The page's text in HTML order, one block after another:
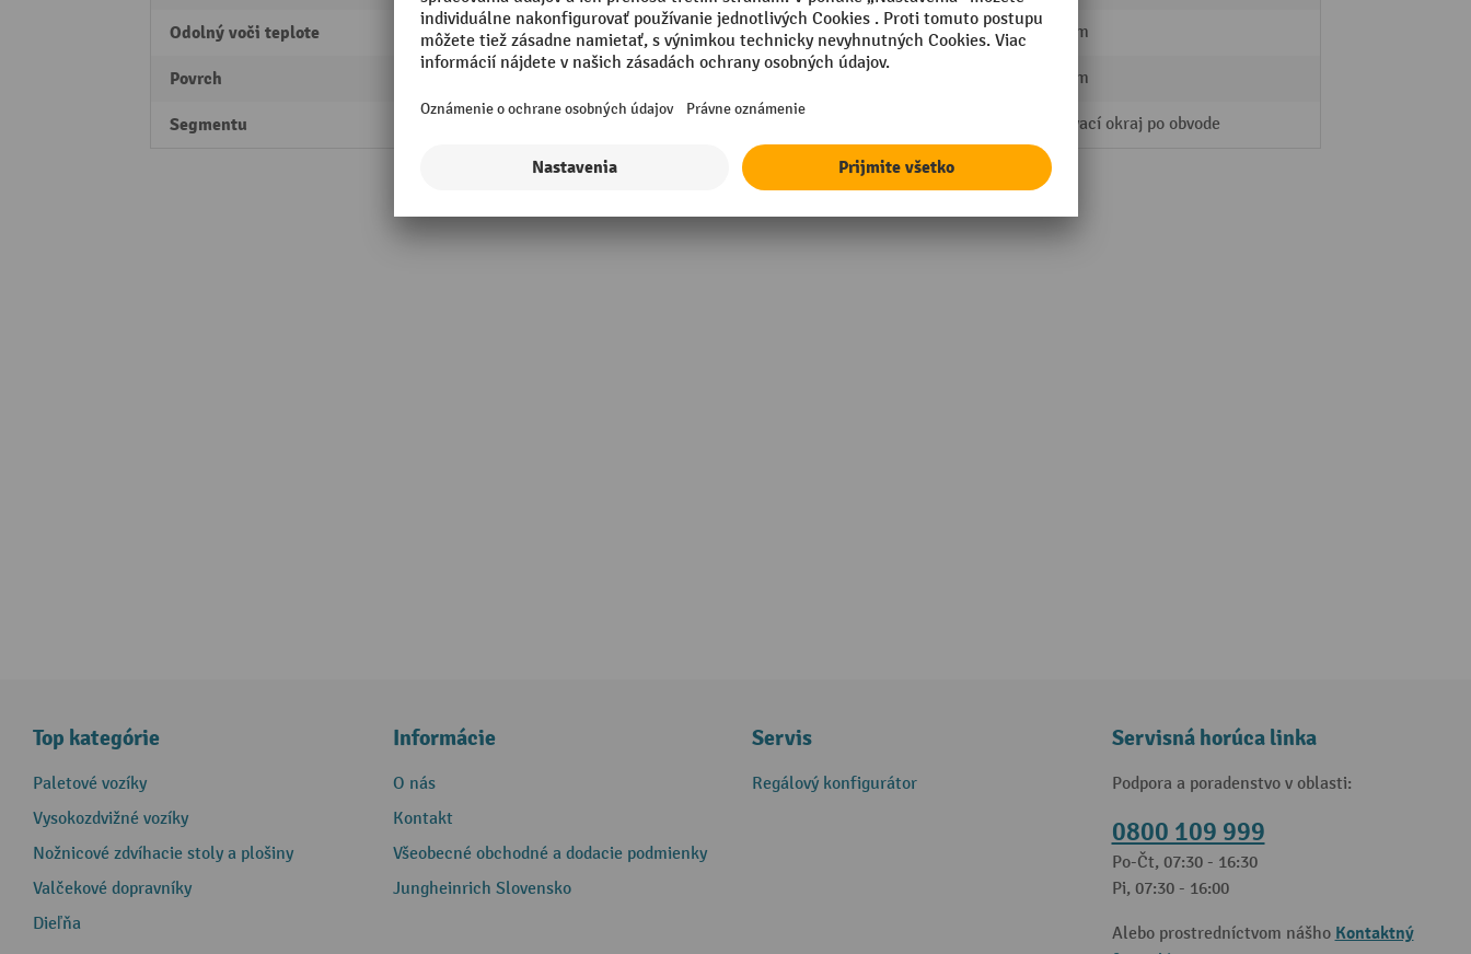
Odolný voči teplote -20 °C
Povrch
Segmentu
Vonkajší rozmer – výška 340 mm
388 mm
stohovací okraj po obvode
Top kategórie
Paletové vozíky
Vysokozdvižné vozíky
Nožnicové zdvíhacie stoly a plošiny
Valčekové dopravníky
Dieľňa
Informácie
O nás
Kontakt
Všeobecné obchodné a dodacie podmienky
Jungheinrich Slovensko
Servis
Regálový konfigurátor
Servisná horúca linka
Podpora a poradenstvo v oblasti:
0800 109 999
Po-Čt, 07:30 - 16:30
Pi, 07:30 - 16:00
Alebo prostredníctvom nášho Kontaktný